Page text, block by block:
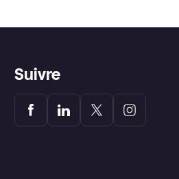
Suivre